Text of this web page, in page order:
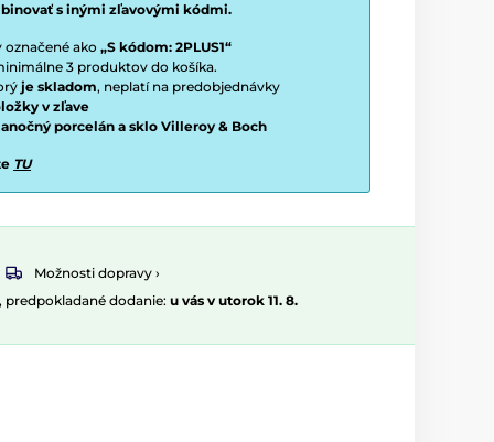
s inými zľavovými kódmi.
ako „S kódom: 2PLUS1“
3 produktov do košíka.
je skladom, neplatí na predobjednávky
v zľave
porcelán a sklo Villeroy & Boch
TU
Možnosti dopravy ›
predpokladané dodanie: u vás v utorok 11. 8.